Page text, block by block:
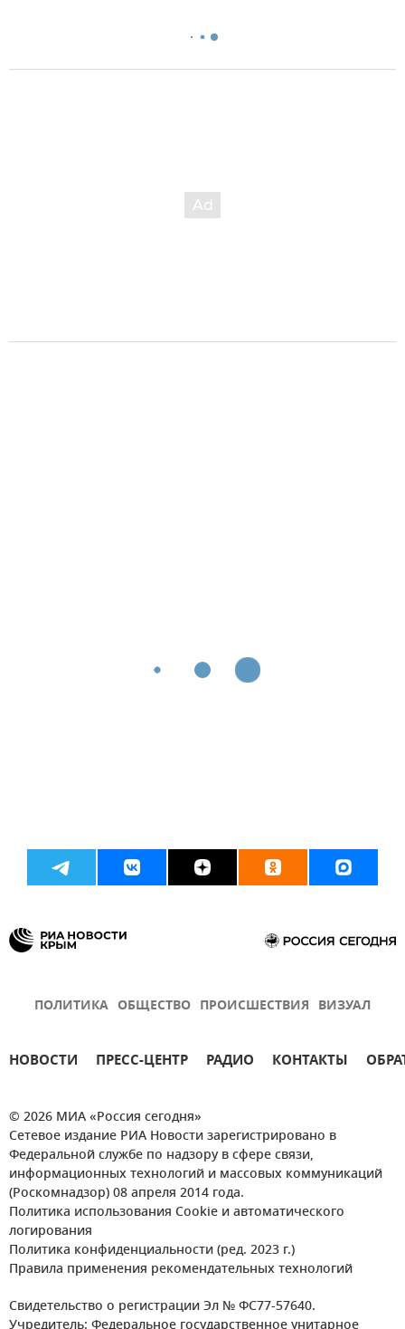
ПОЛИТИКА ОБЩЕСТВО ПРОИСШЕСТВИЯ ВИЗУАЛ
НОВОСТИ ПРЕСС-ЦЕНТР РАДИО КОНТАКТЫ
© 2026 МИА «Россия сегодня»
Сетевое издание РИА Новости зарегистрировано в
Федеральной службе по надзору в сфере связи,
информационных технологий и массовых коммуникаций
(Роскомнадзор) 08 апреля 2014 года.
Политика использования Cookie и автоматического
логирования
Политика конфиденциальности (ред. 2023 г.)
Правила применения рекомендательных технологий
Свидетельство о регистрации Эл № ФС77-57640.